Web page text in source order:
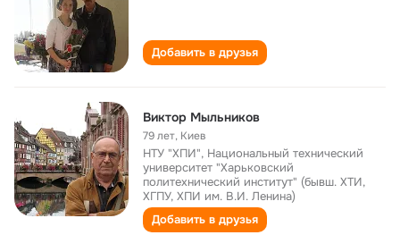
Добавить в друзья
Виктор Мыльников
79 лет, Киев
НТУ "ХПИ", Национальный технический
университет "Харьковский
политехнический институт" (бывш. ХТИ,
ХГПУ, ХПИ им. В.И. Ленина)
Добавить в друзья